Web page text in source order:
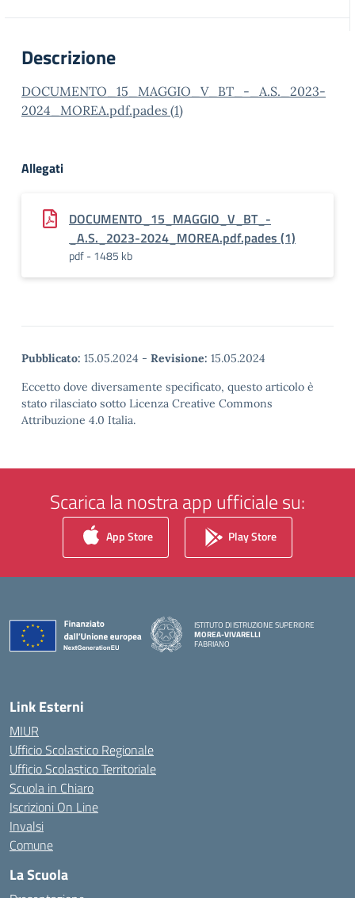
Descrizione
DOCUMENTO_15_MAGGIO_V_BT_-_A.S._2023-
2024_MOREA.pdf.pades (1)
Allegati
DOCUMENTO_15_MAGGIO_V_BT_-
_A.S._2023-2024_MOREA.pdf.pades (1)
pdf - 1485 kb
Pubblicato: 15.05.2024 - Revisione: 15.05.2024
Eccetto dove diversamente specificato, questo articolo è
stato rilasciato sotto Licenza Creative Commons
Attribuzione 4.0 Italia.
Scarica la nostra app ufficiale su:
App Store Play Store
ISTITUTO DI ISTRUZIONE SUPERIORE
MOREA-VIVARELLI
FABRIANO
Link Esterni
MIUR
Ufficio Scolastico Regionale
Ufficio Scolastico Territoriale
Scuola in Chiaro
Iscrizioni On Line
Invalsi
Comune
La Scuola